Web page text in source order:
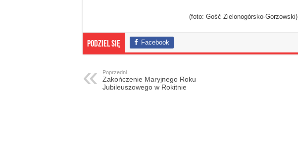
(foto: Gość Zielonogórsko-Gorzowski)
Podziel się Facebook
Poprzedni
Zakończenie Maryjnego Roku
Jubileuszowego w Rokitnie